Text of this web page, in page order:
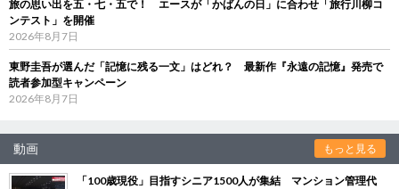
旅の思い出を五・七・五で！ エースが「かばんの日」に合わせ「旅行川柳コ
ンテスト」を開催
2026年8月7日
東野圭吾が選んだ「記憶に残る一文」はどれ？ 最新作『永遠の記憶』発売で
読者参加型キャンペーン
2026年8月7日
動画 もっと見る
「100歳現役」目指すシニア1500人が集結 マンション管理代